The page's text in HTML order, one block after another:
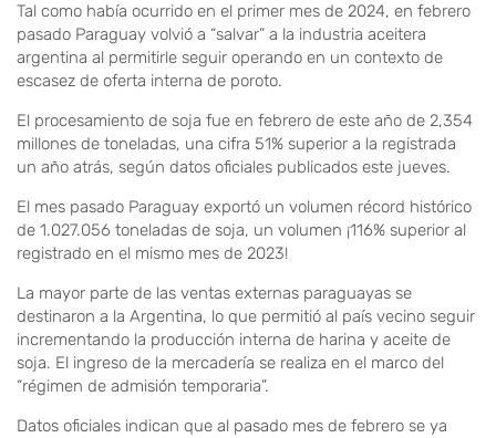
Tal como había ocurrido en el primer mes de 2024, en febrero
pasado Paraguay volvió a “salvar” a la industria aceitera
argentina al permitirle seguir operando en un contexto de
escasez de oferta interna de poroto.
El procesamiento de soja fue en febrero de este año de 2,354
millones de toneladas, una cifra 51% superior a la registrada
un año atrás, según datos oficiales publicados este jueves.
El mes pasado Paraguay exportó un volumen récord histórico
de 1.027.056 toneladas de soja, un volumen ¡116% superior al
registrado en el mismo mes de 2023!
La mayor parte de las ventas externas paraguayas se
destinaron a la Argentina, lo que permitió al país vecino seguir
incrementando la producción interna de harina y aceite de
soja. El ingreso de la mercadería se realiza en el marco del
“régimen de admisión temporaria”.
Datos oficiales indican que al pasado mes de febrero se ya